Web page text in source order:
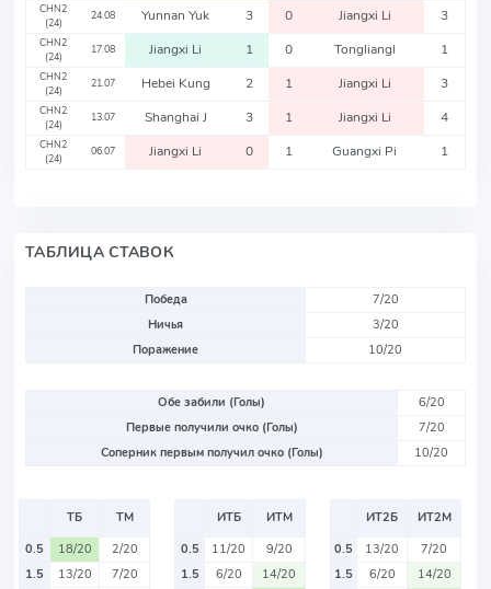
CHN2
(24)
24.08 Yunnan Yuk 3 0 Jiangxi Li 3
CHN2
(24)
17.08 Jiangxi Li 1 0 Tongliangl 1
CHN2
(24)
21.07 Hebei Kung 2 1 Jiangxi Li 3
CHN2
(24)
13.07 Shanghai J 3 1 Jiangxi Li 4
CHN2
(24)
06.07 Jiangxi Li 0 1 Guangxi Pi 1
ТАБЛИЦА СТАВОК
Победа
7/20
Ничья
3/20
Поражение
10/20
Обе забили (Голы)
6/20
Первые получили очко (Голы)
7/20
Соперник первым получил очко (Голы)
10/20
ТБ
ТМ
0.5
18/20
2/20
1.5
13/20
7/20
ИТБ
ИТМ
0.5
11/20
9/20
1.5
6/20
14/20
ИТ2Б
ИТ2М
0.5
13/20
7/20
1.5
6/20
14/20